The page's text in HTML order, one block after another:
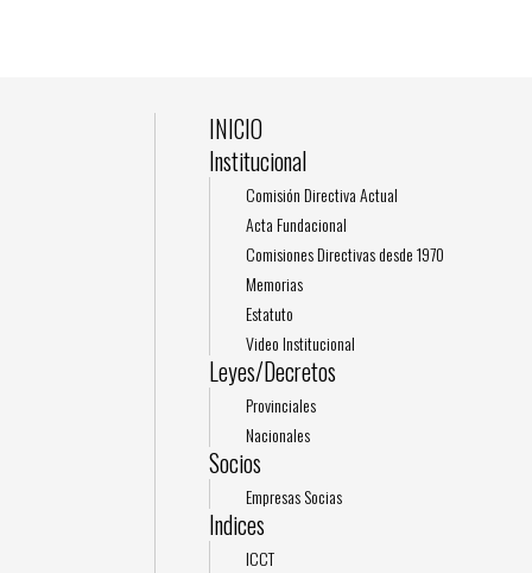
INICIO
Institucional
Comisión Directiva Actual
Acta Fundacional
Comisiones Directivas desde 1970
Memorias
Estatuto
Video Institucional
Leyes/Decretos
Provinciales
Nacionales
Socios
Empresas Socias
Indices
ICCT